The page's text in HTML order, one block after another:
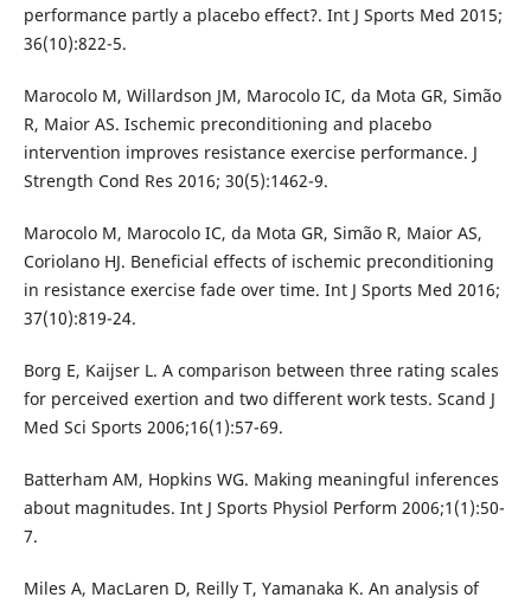
performance partly a placebo effect?. Int J Sports Med 2015;
36(10):822-5.
Marocolo M, Willardson JM, Marocolo IC, da Mota GR, Simão
R, Maior AS. Ischemic preconditioning and placebo
intervention improves resistance exercise performance. J
Strength Cond Res 2016; 30(5):1462-9.
Marocolo M, Marocolo IC, da Mota GR, Simão R, Maior AS,
Coriolano HJ. Beneficial effects of ischemic preconditioning
in resistance exercise fade over time. Int J Sports Med 2016;
37(10):819-24.
Borg E, Kaijser L. A comparison between three rating scales
for perceived exertion and two different work tests. Scand J
Med Sci Sports 2006;16(1):57-69.
Batterham AM, Hopkins WG. Making meaningful inferences
about magnitudes. Int J Sports Physiol Perform 2006;1(1):50-
7.
Miles A, MacLaren D, Reilly T, Yamanaka K. An analysis of